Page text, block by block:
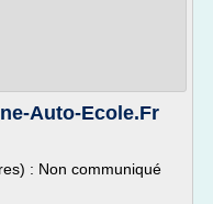
Auto-Ecole.Fr
: Non communiqué